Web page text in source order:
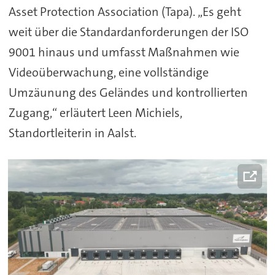
Asset Protection Association (Tapa). „Es geht
weit über die Standardanforderungen der ISO
9001 hinaus und umfasst Maßnahmen wie
Videoüberwachung, eine vollständige
Umzäunung des Geländes und kontrollierten
Zugang,“ erläutert Leen Michiels,
Standortleiterin in Aalst.